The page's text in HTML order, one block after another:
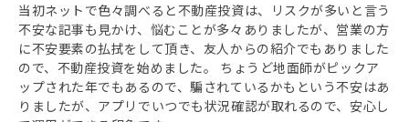
当初ネットで色々調べると不動産投資は、リスクが多いと言う
不安な記事も見かけ、悩むことが多々ありましたが、営業の方
に不安要素の払拭をして頂き、友人からの紹介でもありました
ので、不動産投資を始めました。 ちょうど地面師がピックア
ップされた年でもあるので、騙されているかもという不安はあ
りましたが、アプリでいつでも状況確認が取れるので、安心し